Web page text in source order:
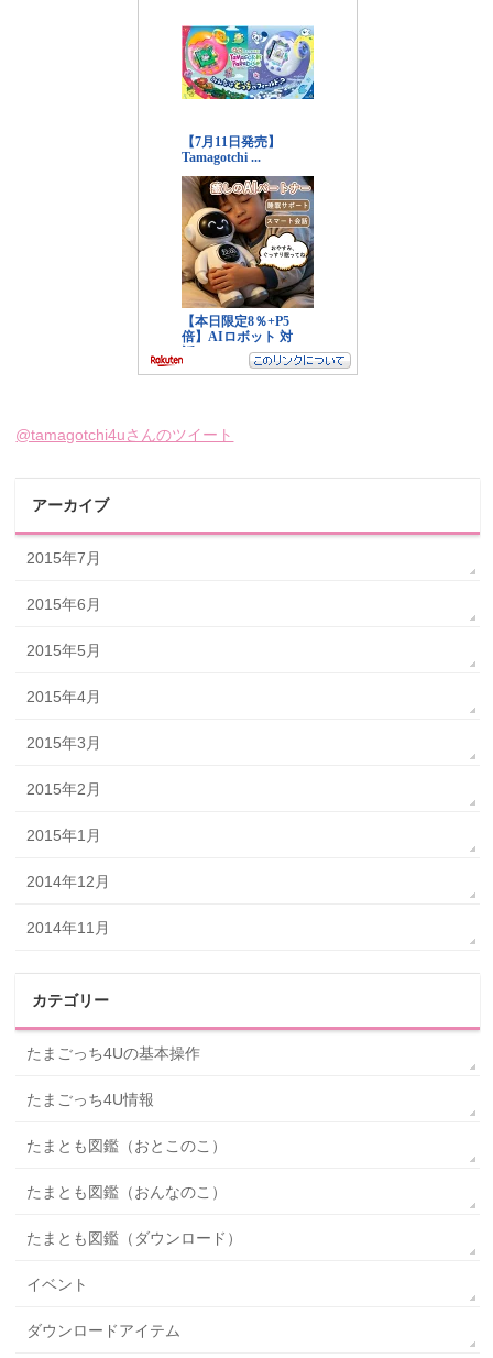
@tamagotchi4uさんのツイート
アーカイブ
2015年7月
2015年6月
2015年5月
2015年4月
2015年3月
2015年2月
2015年1月
2014年12月
2014年11月
カテゴリー
たまごっち4Uの基本操作
たまごっち4U情報
たまとも図鑑（おとこのこ）
たまとも図鑑（おんなのこ）
たまとも図鑑（ダウンロード）
イベント
ダウンロードアイテム